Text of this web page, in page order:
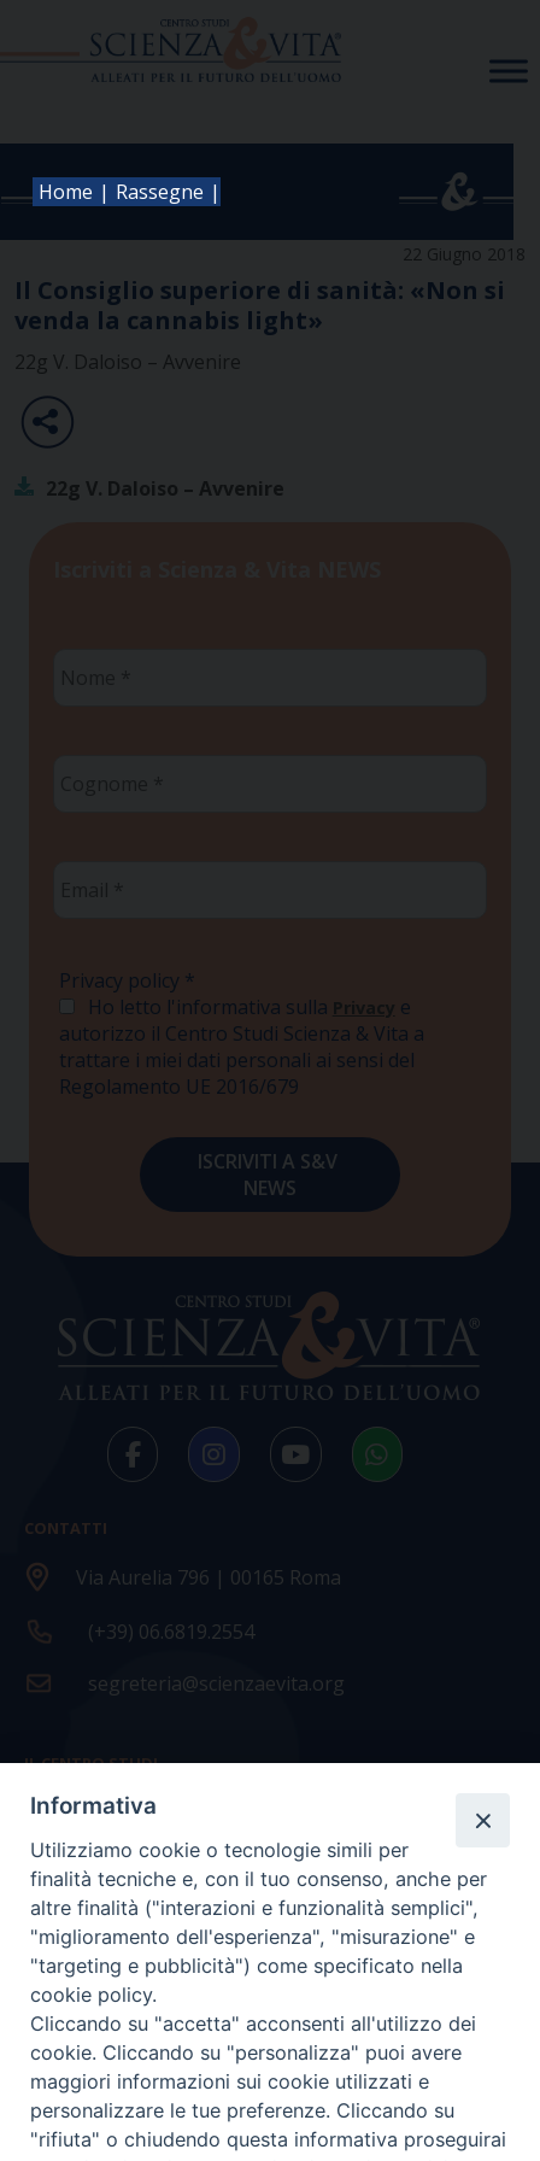
Home | Rassegne |
22 Giugno 2018
Il Consiglio superiore di sanità: «Non si
venda la cannabis light»
22g V. Daloiso – Avvenire
22g V. Daloiso – Avvenire
Privacy policy *
Ho letto l'informativa sulla Privacy e
autorizzo il Centro Studi Scienza & Vita a
trattare i miei dati personali ai sensi del
Regolamento UE 2016/679
CONTATTI
Via Aurelia 796 | 00165 Roma
(+39) 06.6819.2554
segreteria@scienzaevita.org
IL CENTRO STUDI
La nostra storia
Statuto
Presidenza e ufficio presidenza
Consiglio scientifico
Coordinamento nazionale
COPYRIGHT Scienza & Vita - C.F96600690588- Tutti i
Informativa
Utilizziamo cookie o tecnologie simili per
finalità tecniche e, con il tuo consenso, anche per
altre finalità ("interazioni e funzionalità semplici",
"miglioramento dell'esperienza", "misurazione" e
"targeting e pubblicità") come specificato nella
cookie policy.
Cliccando su "accetta" acconsenti all'utilizzo dei
cookie. Cliccando su "personalizza" puoi avere
maggiori informazioni sui cookie utilizzati e
personalizzare le tue preferenze. Cliccando su
"rifiuta" o chiudendo questa informativa proseguirai